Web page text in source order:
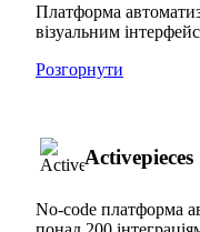
Платформа
візуальним
Розгорнути
Activepieces
No-code платформа